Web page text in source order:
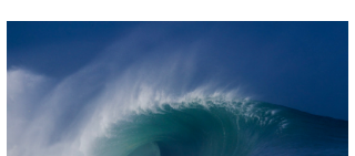
上條将美
唐澤予報士